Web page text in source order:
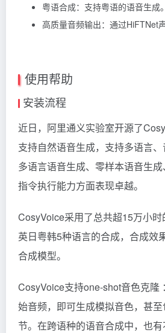
粤语合成：支持粤语的语音生成。
高质量音频输出：通过HiFTNet
使用帮助
安装流程
近日，阿里通义实验室开源了
支持自然语音生成，支持多语言
多语言语音生成、零样本语音生
指令执行能力方面表现卓越。
CosyVoice采用了总共超15万小
英日粤韩5种语言的合成，合成效
合成模型。
CosyVoice支持one-shot音色克隆
始音频，即可生成模拟音色，甚
节。在跨语种的语音合成中，也有